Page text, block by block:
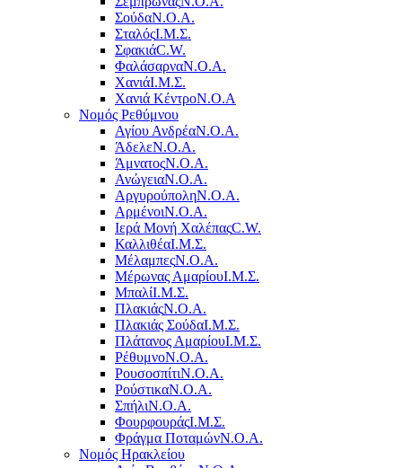
ΣούδαΝ.Ο.Α.
ΣταλόςΙ.Μ.Σ.
ΣφακιάC.W.
ΦαλάσαρναΝ.Ο.Α.
ΧανιάΙ.Μ.Σ.
Χανιά ΚέντροN.O.A
Νομός Ρεθύμνου
Αγίου ΑνδρέαΝ.Ο.Α.
ΆδελεΝ.Ο.Α.
ΆμνατοςΝ.Ο.Α.
ΑνώγειαΝ.Ο.Α.
ΑργυρούποληΝ.Ο.Α.
ΑρμένοιΝ.Ο.Α.
Ιερά Μονή ΧαλέπαςC.W.
ΚαλλιθέαΙ.Μ.Σ.
ΜέλαμπεςΝ.Ο.Α.
Μέρωνας ΑμαρίουΙ.Μ.Σ.
ΜπαλίΙ.Μ.Σ.
ΠλακιάςΝ.Ο.Α.
Πλακιάς ΣούδαΙ.Μ.Σ.
Πλάτανος ΑμαρίουΙ.Μ.Σ.
ΡέθυμνοΝ.Ο.Α.
ΡουσοσπίτιΝ.Ο.Α.
ΡούστικαΝ.Ο.Α.
ΣπήλιΝ.Ο.Α.
ΦουρφουράςΙ.Μ.Σ.
Φράγμα ΠοταμώνΝ.Ο.Α.
Νομός Ηρακλείου